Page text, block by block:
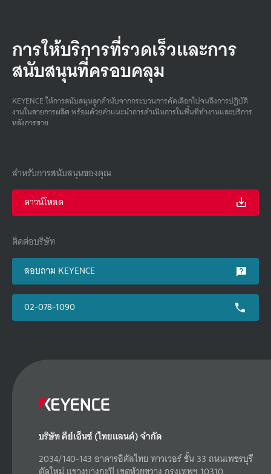
การให้บริการที่รวดเร็วและการ
สนับสนุนที่ครอบคลุม
KEYENCE ให้การสนับสนุนลูกค้านับจากกระบวนการคัดเลือกไปจนถึงการปฏิบัติ
งานในสายการผลิต พร้อมด้วยคําแนะนําการดําเนินการในพื้นที่ทํางานและบริการ
หลังการขาย
สำหรับการสนับสนุนของคุณ
ดาวน์โหลด
ติดต่อบริษัท
สอบถาม KEYENCE
02-078-1090
บริษัท คีย์เอ็นซ์ (ไทยแลนด์) จำกัด
2034/140-143 อาคารอิตัลไทย ทาวเวอร์ ชั้น 33 ถนนเพชรบุรี